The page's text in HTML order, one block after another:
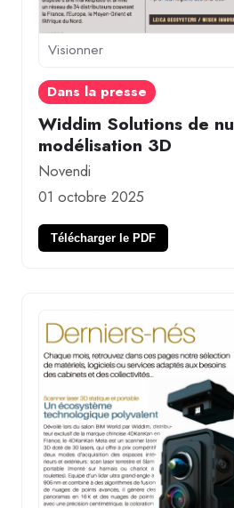
Visionner
Dans la presse
Widdim Solutions de
modélisation 3D
Novendi
01 octobre 2025
Télécharger le PDF